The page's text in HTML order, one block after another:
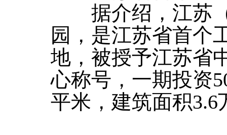
据介绍，江苏（
园，是江苏省首个
地，被授予江苏省
心称号，一期投资
平米，建筑面积3.6